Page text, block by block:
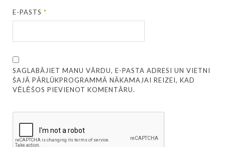
E-PASTS*
SAGLABĀJIET MANU VĀRDU, E-PASTA ADRESI UN VIETNI
ŠAJĀ PĀRLŪKPROGRAMMĀ NĀKAMAJAI REIZEI, KAD
VĒLĒŠOS PIEVIENOT KOMENTĀRU.